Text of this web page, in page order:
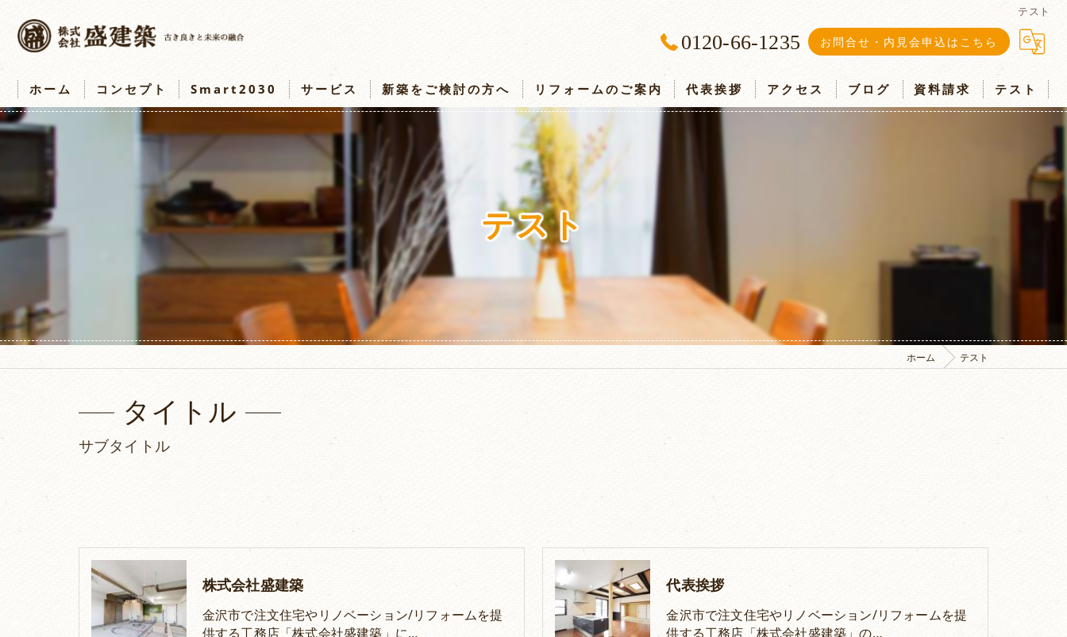
テスト
0120-66-1235 お問合せ・内見会申込はこちら
ホーム コンセプト Smart2030 サービス 新築をご検討の方へ リフォームのご案内 代表挨拶 アクセス ブログ 資料請求 テスト
テスト
ホーム テスト
タイトル
サブタイトル
株式会社盛建築
金沢市で注文住宅やリノベーション/リフォームを提
供する工務店「株式会社盛建築」に…
代表挨拶
金沢市で注文住宅やリノベーション/リフォームを提
供する工務店「株式会社盛建築」の…